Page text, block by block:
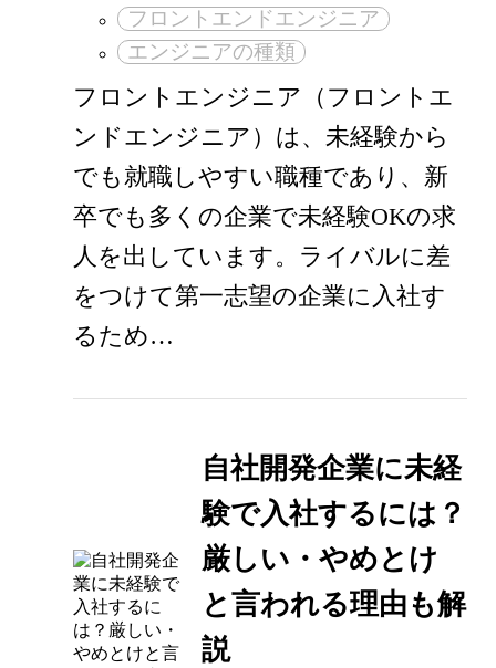
フロントエンドエンジニア
エンジニアの種類
フロントエンジニア（フロントエ
ンドエンジニア）は、未経験から
でも就職しやすい職種であり、新
卒でも多くの企業で未経験OKの求
人を出しています。ライバルに差
をつけて第一志望の企業に入社す
るため…
自社開発企業に未経
験で入社するには？
厳しい・やめとけ
と言われる理由も解
説